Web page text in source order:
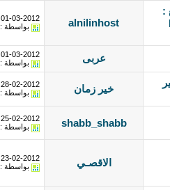
:
alnilinhost
01-03-2012
بواسطة :
عربى 01-03-2012
بواسطة :
خير زمان 28-02-2012
بواسطة :
shabb_shabb
25-02-2012
بواسطة :
الاقصـي 23-02-2012
بواسطة :